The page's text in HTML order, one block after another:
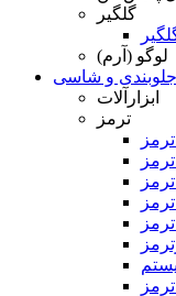
گلگیر
لوگو (آرم)
جلوبندی و شاسی
ابزارآلات
ترمز